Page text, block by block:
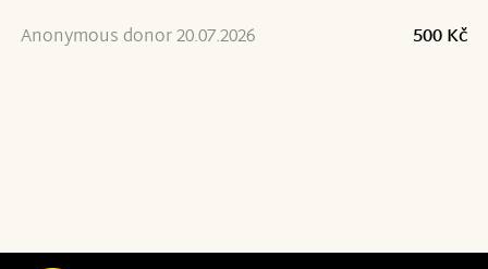
Anonymous donor 20.07.2026 500 Kč